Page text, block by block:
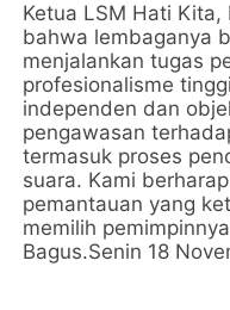
Ketua LSM Hati
bahwa lembaganya
menjalankan tugas
profesionalisme
independen dan
pengawasan
termasuk proses
suara. Kami
pemantauan yang
memilih
Bagus.Senin 18